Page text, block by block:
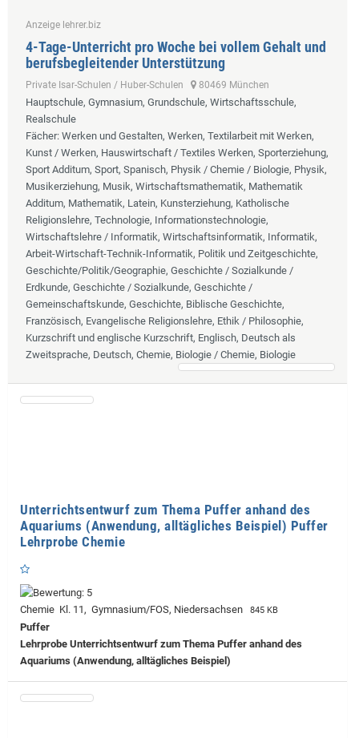
Anzeige lehrer.biz
4-Tage-Unterricht pro Woche bei vollem Gehalt und
berufsbegleitender Unterstützung
Private Isar-Schulen / Huber-Schulen 80469 München
Hauptschule, Gymnasium, Grundschule, Wirtschaftsschule,
Realschule
Fächer: Werken und Gestalten, Werken, Textilarbeit mit Werken,
Kunst / Werken, Hauswirtschaft / Textiles Werken, Sporterziehung,
Sport Additum, Sport, Spanisch, Physik / Chemie / Biologie, Physik,
Musikerziehung, Musik, Wirtschaftsmathematik, Mathematik
Additum, Mathematik, Latein, Kunsterziehung, Katholische
Religionslehre, Technologie, Informationstechnologie,
Wirtschaftslehre / Informatik, Wirtschaftsinformatik, Informatik,
Arbeit-Wirtschaft-Technik-Informatik, Politik und Zeitgeschichte,
Geschichte/Politik/Geographie, Geschichte / Sozialkunde /
Erdkunde, Geschichte / Sozialkunde, Geschichte /
Gemeinschaftskunde, Geschichte, Biblische Geschichte,
Französisch, Evangelische Religionslehre, Ethik / Philosophie,
Kurzschrift und englische Kurzschrift, Englisch, Deutsch als
Zweitsprache, Deutsch, Chemie, Biologie / Chemie, Biologie
Unterrichtsentwurf zum Thema Puffer anhand des
Aquariums (Anwendung, alltägliches Beispiel) Puffer
Lehrprobe Chemie
Chemie Kl. 11, Gymnasium/FOS, Niedersachsen 845 KB
Puffer
Lehrprobe Unterrichtsentwurf zum Thema Puffer anhand des
Aquariums (Anwendung, alltägliches Beispiel)